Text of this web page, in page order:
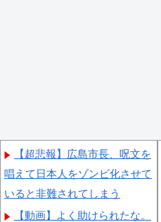
【超悲報】広島市長、呪文を
唱えて日本人をゾンビ化させて
いると非難されてしまう
【動画】よく助けられたな。